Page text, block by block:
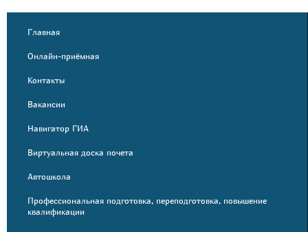
Главная
Онлайн-приёмная
Контакты
Вакансии
Навигатор ГИА
Виртуальная доска почета
Автошкола
Профессиональная подготовка, переподготовка, повышение
квалификации